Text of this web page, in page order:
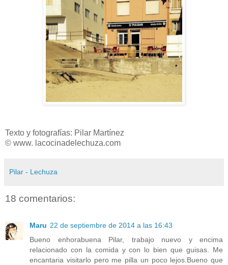
Texto y fotografías: Pilar Martínez
© www. lacocinadelechuza.com
Pilar - Lechuza
18 comentarios:
Maru 22 de septiembre de 2014 a las 16:43
Bueno enhorabuena Pilar, trabajo nuevo y encima
relacionado con la comida y con lo bien que guisas. Me
encantaria visitarlo pero me pilla un poco lejos.Bueno que